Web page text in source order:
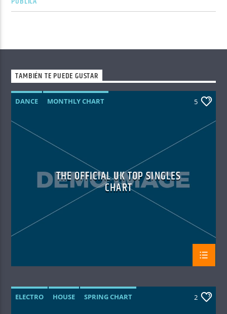
TAMBIÉN TE PUEDE GUSTAR
DANCE
MONTHLY CHART
5
THE OFFICIAL UK TOP SINGLES
CHART
ELECTRO HOUSE
SPRING CHART
2